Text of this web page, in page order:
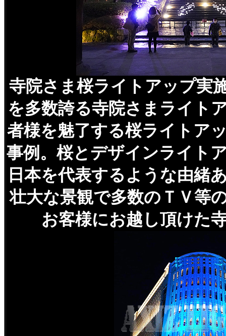
寺院さま桜ライトアップ実
を多数誇る寺院さまライト
者様を魅了する桜ライトア
事例。桜とデザインライト
日本を代表するような由緒
壮大な景観で多数のＴＶ等
お客様にお越し頂けた